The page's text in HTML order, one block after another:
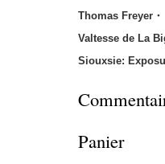
Thomas Freyer・
Valtesse de La
Siouxsie:
Panier